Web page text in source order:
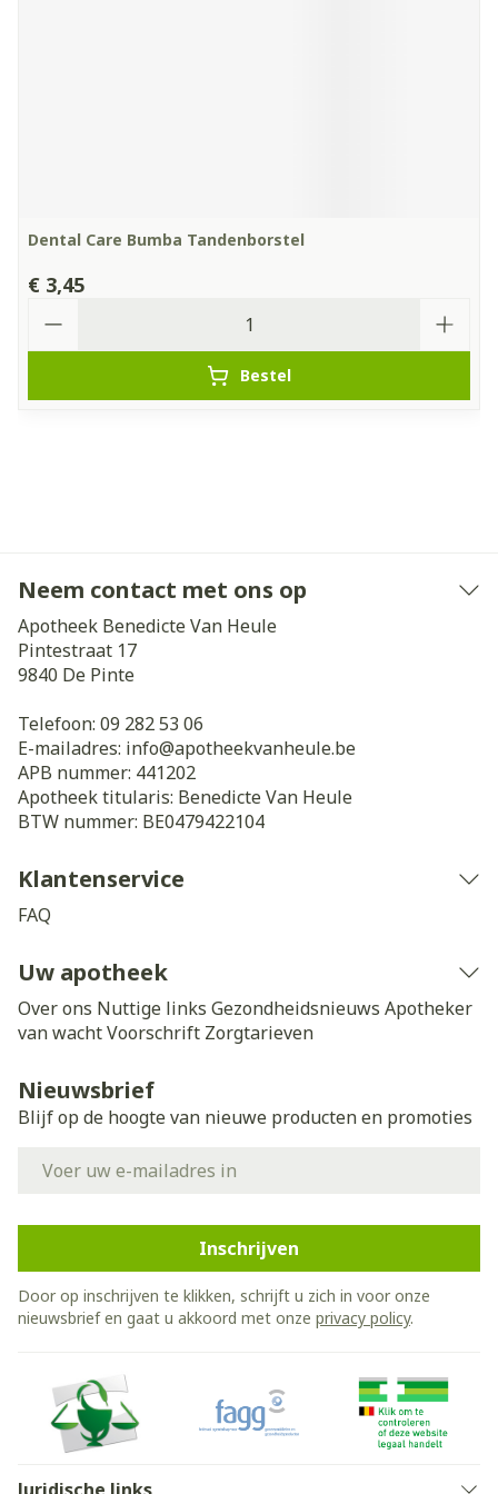
Dental Care Bumba Tandenborstel
€ 3,45
Bestel
Neem contact met ons op
Apotheek Benedicte Van Heule
Pintestraat 17
9840 De Pinte
Telefoon: 09 282 53 06
E-mailadres: info@apotheekvanheule.be
APB nummer: 441202
Apotheek titularis: Benedicte Van Heule
BTW nummer: BE0479422104
Klantenservice
FAQ
Uw apotheek
Over ons Nuttige links Gezondheidsnieuws Apotheker
van wachtVoorschrift Zorgtarieven
Nieuwsbrief
Blijf op de hoogte van nieuwe producten en promoties
Inschrijven
Door op inschrijven te klikken, schrijft u zich in voor onze
nieuwsbrief en gaat u akkoord met onze privacy policy.